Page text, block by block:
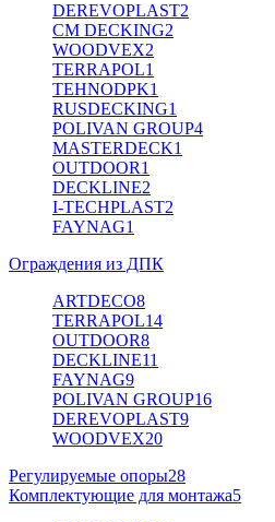
DEREVOPLAST2
CM DECKING2
WOODVEX2
TERRAPOL1
TEHNODPK1
RUSDECKING1
POLIVAN GROUP4
MASTERDECK1
OUTDOOR1
DECKLINE2
I-TECHPLAST2
FAYNAG1
Ограждения из ДПК
ARTDECO8
TERRAPOL14
OUTDOOR8
DECKLINE11
FAYNAG9
POLIVAN GROUP16
DEREVOPLAST9
WOODVEX20
Регулируемые опоры28
Комплектующие для монтажа5